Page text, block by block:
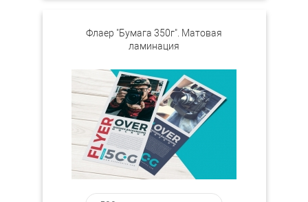
Флаер "Бумага 350г". Матовая
ламинация